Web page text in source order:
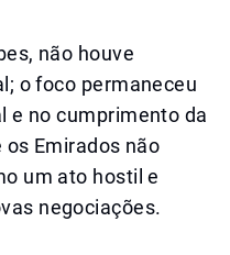
não houve
o foco permaneceu
e no cumprimento da
os Emirados não
um ato hostil e
negociações.